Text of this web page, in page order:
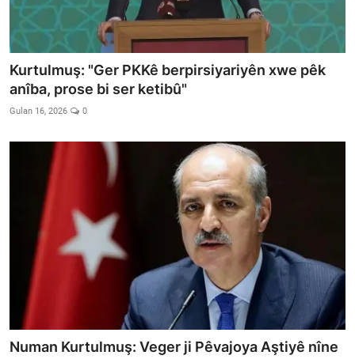
Kurtulmuş: "Ger PKKê berpirsiyariyên xwe pêk
anîba, prose bi ser ketibû"
Gulan 16, 2026 0
Numan Kurtulmuş: Veger ji Pêvajoya Aştiyê nîne